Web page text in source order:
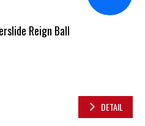
Reign Ball
DETAIL